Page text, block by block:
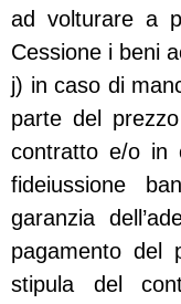
ad volturare a
Cessione i beni
j) in caso di
parte del
contratto e/o in
fideiussione
garanzia
pagamento del
stipula del